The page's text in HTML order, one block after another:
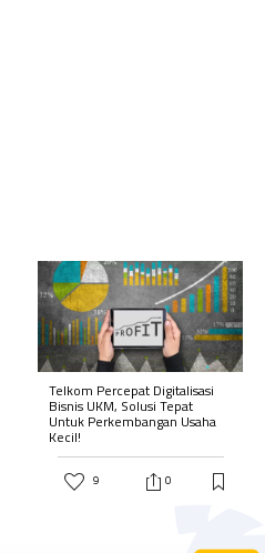
Telkom Percepat Digitalisasi
Bisnis UKM, Solusi Tepat
Untuk Perkembangan Usaha
Kecil!
9 0